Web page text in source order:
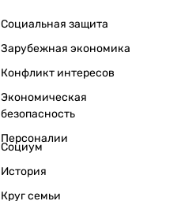
Социальная защита
Зарубежная экономика
Конфликт интересов
Экономическая
безопасность
Персоналии
Социум
История
Круг семьи